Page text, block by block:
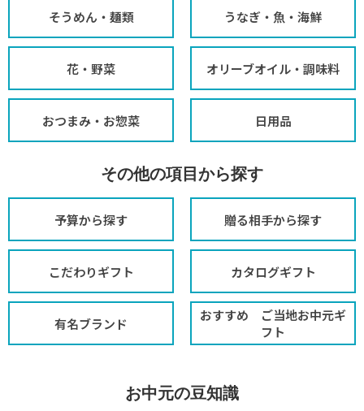
そうめん・麺類 うなぎ・魚・海鮮
花・野菜 オリーブオイル・調味料
おつまみ・お惣菜 日用品
その他の項目から探す
予算から探す 贈る相手から探す
こだわりギフト カタログギフト
有名ブランド
おすすめ ご当地お中元ギ
フト
お中元の豆知識